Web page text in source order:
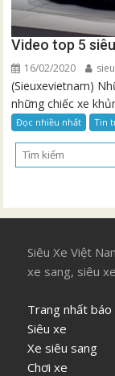
Video top 5
16/02/2020
(Sieuxevietnam)
những chiếc xe
Đọc nhiều nhất Tin
Siêu Xe Việt
xe sang, siêu
Trang nhất báo
Siêu xe
Xe siêu sang
Chơi xe